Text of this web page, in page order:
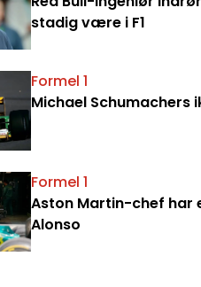
stadig være i F1
Formel 1
Michael
Formel 1
Aston Martin-chef har
Alonso